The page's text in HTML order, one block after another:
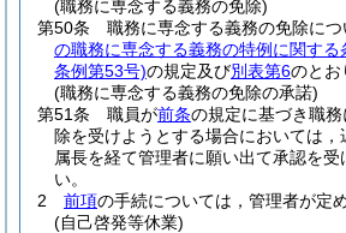
(職務に専念する義務の免除)
第50条
職務に専念する義務の免除につ
の職務に専念する義務の特例に関する
条例第53号)の規定及び別表第6のとお
(職務に専念する義務の免除の承諾)
第51条
職員が前条の規定に基づき職
除を受けようとする場合においては
属長を経て管理者に願い出て承認を受
い。
2
前項の手続については，管理者が定め
(自己啓発等休業)